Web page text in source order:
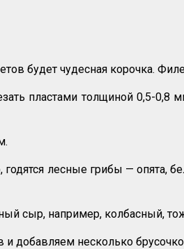
будет чудесная корочка.
пластами толщиной 0,5-0,8
лесные грибы — опята,
сыр, например, колбасный,
и добавляем несколько